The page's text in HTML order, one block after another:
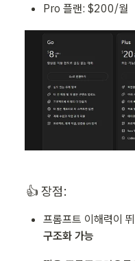
Pro 플랜: $200/월
👍 장점:
프롬프트 이해력이
구조화 가능